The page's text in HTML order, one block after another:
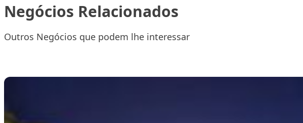
Negócios Relacionados
Outros Negócios que podem lhe interessar